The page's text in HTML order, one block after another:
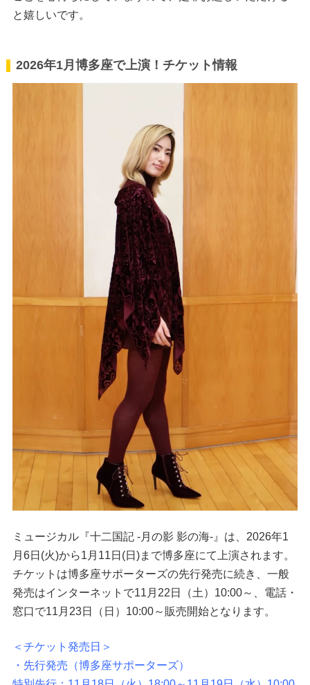
と嬉しいです。
2026年1月博多座で上演！チケット情報
ミュージカル『十二国記 ‐月の影 影の海‐』は、2026年1
月6日(火)から1月11日(日)まで博多座にて上演されます。
チケットは博多座サポーターズの先行発売に続き、一般
発売はインターネットで11月22日（土）10:00～、電話・
窓口で11月23日（日）10:00～販売開始となります。
＜チケット発売日＞
・先行発売（博多座サポーターズ）